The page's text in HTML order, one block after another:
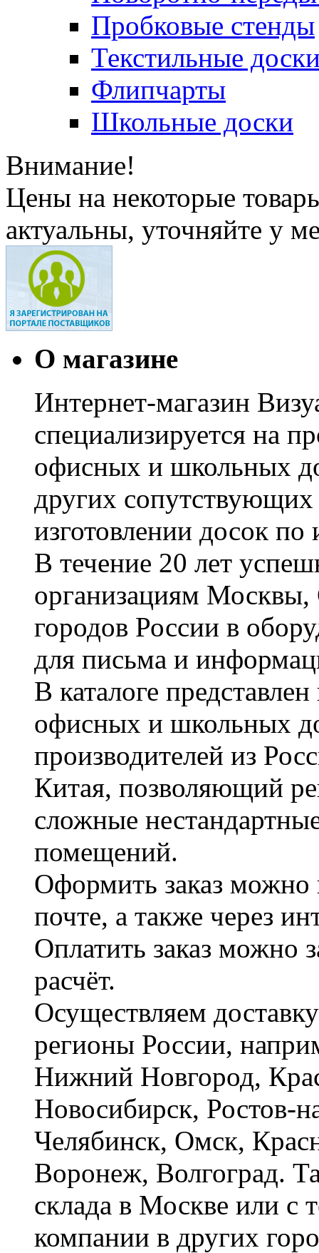
Пробковые стенды
Текстильные
Флипчарты
Школьные доски
Внимание!
Цены на некоторые
актуальны, уточняйте у
О магазине
Интернет-магазин
специализируется на
офисных и школьных
других сопутствующих
изготовлении досок по
В течение 20 лет
организациям Москвы,
городов России в
для письма и
В каталоге
офисных и школьных
производителей из
Китая, позволяющий
сложные
помещений.
Оформить заказ можно
почте, а также через
Оплатить заказ можно
расчёт.
Осуществляем
регионы России,
Нижний Новгород,
Новосибирск, Ростов-
Челябинск, Омск,
Воронеж, Волгоград.
склада в Москве или с
компании в других